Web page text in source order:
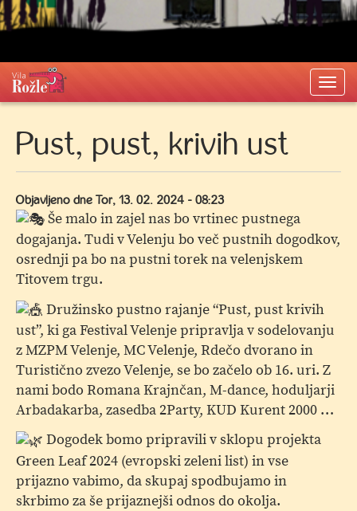
Pust, pust, krivih ust
Objavljeno dne Tor, 13. 02. 2024 - 08:23
Še malo in zajel nas bo vrtinec pustnega
dogajanja. Tudi v Velenju bo več pustnih dogodkov,
osrednji pa bo na pustni torek na velenjskem
Titovem trgu.
Družinsko pustno rajanje “Pust, pust krivih
ust”, ki ga Festival Velenje pripravlja v sodelovanju
z MZPM Velenje, MC Velenje, Rdečo dvorano in
Turistično zvezo Velenje, se bo začelo ob 16. uri. Z
nami bodo Romana Krajnčan, M-dance, hoduljarji
Arbadakarba, zasedba 2Party, KUD Kurent 2000 …
Dogodek bomo pripravili v sklopu projekta
Green Leaf 2024 (evropski zeleni list) in vse
prijazno vabimo, da skupaj spodbujamo in
skrbimo za še prijaznejši odnos do okolja.